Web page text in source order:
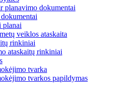
planavimo dokumentai
planai
veiklos ataskaita
rinkiniai
ataskaitų rinkiniai
tvarka
tvarkos papildymas